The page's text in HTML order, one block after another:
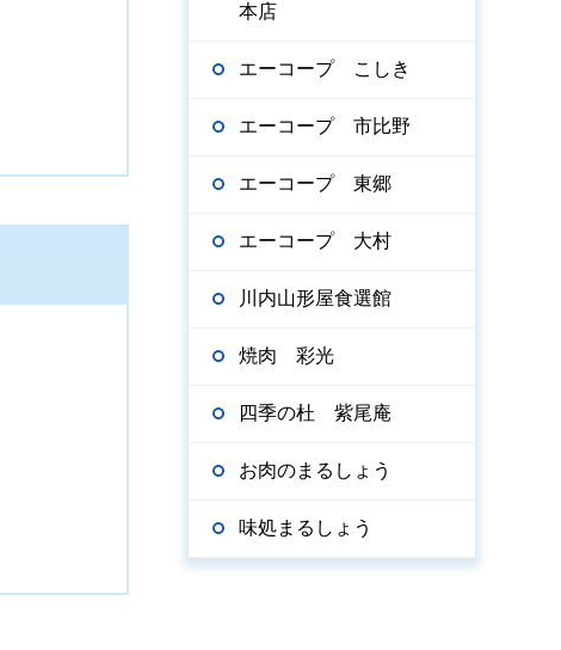
本店
エーコープ こしき
エーコープ 市比野
エーコープ 東郷
エーコープ 大村
川内山形屋食選館
焼肉 彩光
四季の杜 紫尾庵
お肉のまるしょう
味処まるしょう